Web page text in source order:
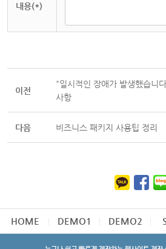
내용(*)
이전
"일시적인 장애가 발생했습니
사항
다음 비즈니스 패키지 사용팁 정리
HOME DEMO1 DEMO2